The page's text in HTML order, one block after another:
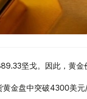
坚戈。因此，黄
金盘中突破4300美元